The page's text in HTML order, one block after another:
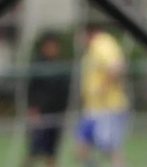
Cercle Sportif
Oberkorn
VS